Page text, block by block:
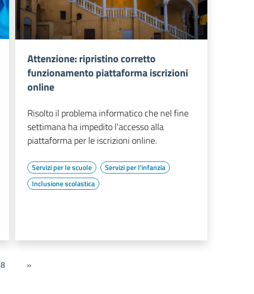
Attenzione: ripristino corretto
funzionamento piattaforma iscrizioni
online
Risolto il problema informatico che nel fine
settimana ha impedito l'accesso alla
piattaforma per le iscrizioni online.
Servizi per le scuole
Servizi per l'infanzia
Inclusione scolastica
8 »